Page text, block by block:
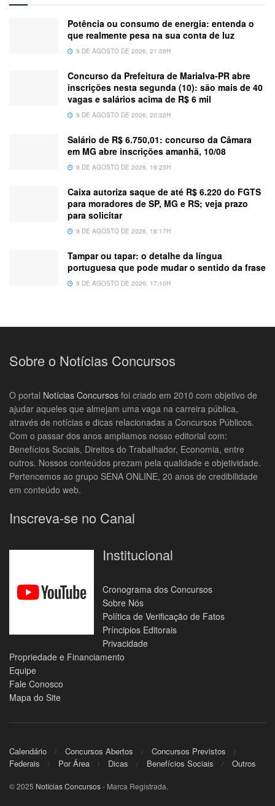
Potência ou consumo de energia: entenda o
que realmente pesa na sua conta de luz
9 DE AGOSTO DE 2026, 21:38H
Concurso da Prefeitura de Marialva-PR abre
inscrições nesta segunda (10): são mais de 40
vagas e salários acima de R$ 6 mil
9 DE AGOSTO DE 2026, 20:32H
Salário de R$ 6.750,01: concurso da Câmara
em MG abre inscrições amanhã, 10/08
9 DE AGOSTO DE 2026, 19:25H
Caixa autoriza saque de até R$ 6.220 do FGTS
para moradores de SP, MG e RS; veja prazo
para solicitar
9 DE AGOSTO DE 2026, 18:17H
Tampar ou tapar: o detalhe da língua
portuguesa que pode mudar o sentido da frase
9 DE AGOSTO DE 2026, 17:10H
Sobre o Notícias Concursos
O portal Notícias Concursos foi criado em 2010 com objetivo de
ajudar aqueles que almejam uma vaga na carreira pública,
através de notícias e dicas relacionadas a Concursos Públicos.
Com o passar dos anos ampliamos nosso editorial com:
Benefícios Sociais, Direitos do Trabalhador, Economia, entre
outros. Nossos conteúdos prezam pela qualidade e objetividade.
Pertencemos ao grupo SENA ONLINE, 20 anos de credibilidade
em conteúdo web.
Inscreva-se no Canal
Institucional
Cronograma dos Concursos
Sobre Nós
Política de Verificação de Fatos
Príncipios Editorais
Privacidade
Propriedade e Financiamento
Equipe
Fale Conosco
Mapa do Site
Calendário Concursos Abertos
Concursos Previstos
Federais
Por Área Dicas Benefícios Sociais Outros
© 2025 Notícias Concursos- Marca Registrada.